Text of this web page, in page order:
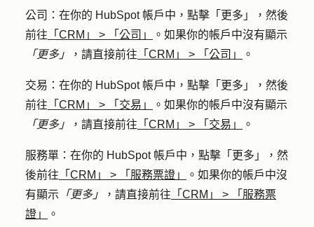
公司 ：在你的 HubSpot 帳戶中，點擊 「更多」
，然後
前往 「CRM」 > 「公司」
。如果你的帳戶中沒有顯示
「更多」
，請直接前往 「CRM」 > 「公司」 。
交易 ：在你的 HubSpot 帳戶中，點擊 「更多」
，然後
前往 「CRM」 > 「交易」
。如果你的帳戶中沒有顯示
「更多」
，請直接前往 「CRM」 > 「交易」 。
服務單 ：在你的 HubSpot 帳戶中，點擊 「更多」
，然
後前往 「CRM」 > 「服務票證」
。如果你的帳戶中沒
有顯示 「更多」 ，請直接前往 「CRM」 >
「服務票
證」
。